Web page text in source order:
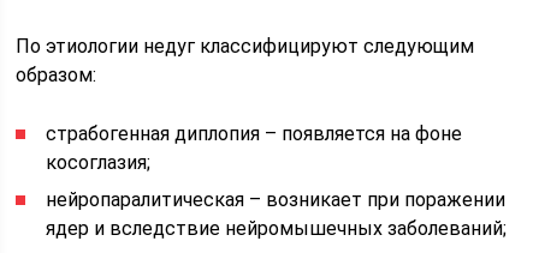
По этиологии недуг классифицируют следующим
образом:
страбогенная диплопия – появляется на фоне
косоглазия;
нейропаралитическая – возникает при поражении
ядер и вследствие нейромышечных заболеваний;